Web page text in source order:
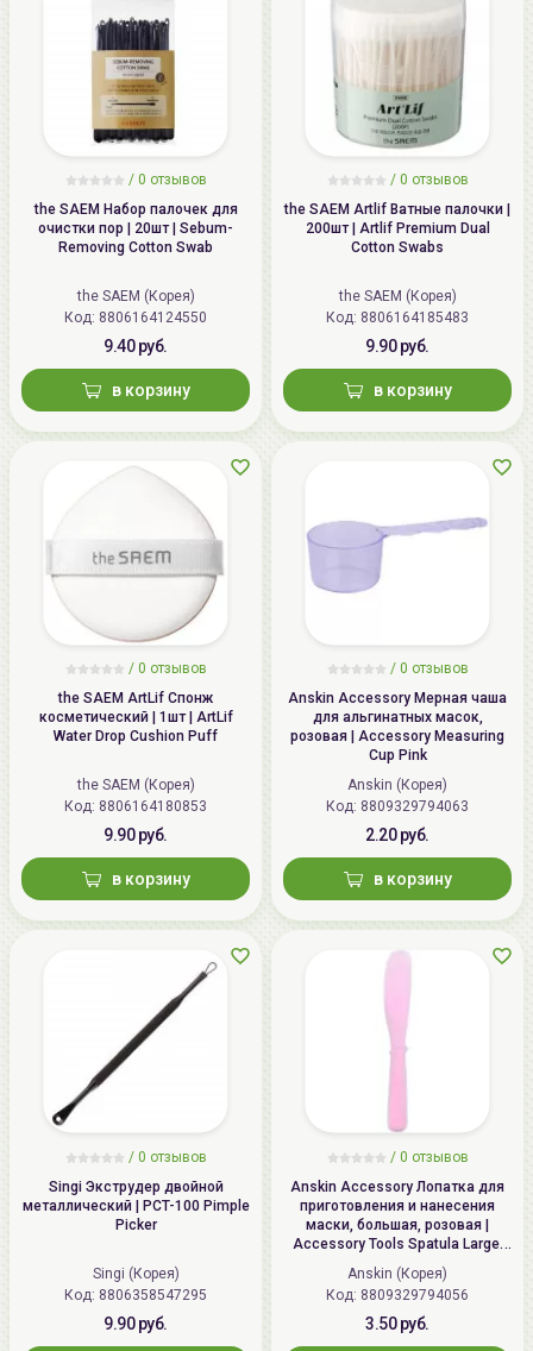
/ 0 отзывов
the SAEM Набор палочек для
очистки пор | 20шт | Sebum-
Removing Cotton Swab
the SAEM (Корея)
Код: 8806164124550
9.40 руб.
в корзину
/ 0 отзывов
the SAEM Artlif Ватные палочки |
200шт | Artlif Premium Dual
Cotton Swabs
the SAEM (Корея)
Код: 8806164185483
9.90 руб.
в корзину
/ 0 отзывов
the SAEM ArtLif Спонж
косметический | 1шт | ArtLif
Water Drop Cushion Puff
the SAEM (Корея)
Код: 8806164180853
9.90 руб.
в корзину
/ 0 отзывов
Anskin Accessory Мерная чаша
для альгинатных масок,
розовая | Accessory Measuring
Cup Pink
Anskin (Корея)
Код: 8809329794063
2.20 руб.
в корзину
/ 0 отзывов
Singi Экструдер двойной
металлический | PCT-100 Pimple
Picker
Singi (Корея)
Код: 8806358547295
9.90 руб.
/ 0 отзывов
Anskin Accessory Лопатка для
приготовления и нанесения
маски, большая, розовая |
Accessory Tools Spatula Large,
Pink
Anskin (Корея)
Код: 8809329794056
3.50 руб.